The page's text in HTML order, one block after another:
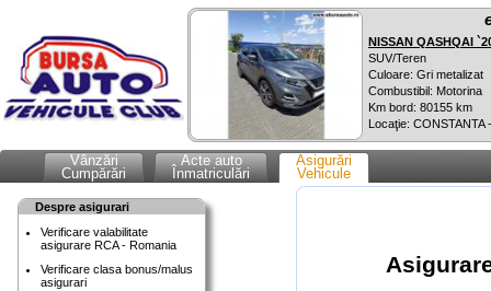
NISSAN QASHQAI
SUV/Teren
Culoare: Gri metalizat
Combustibil: Motorina
Km bord: 80155 km
Locaţie: CONSTANTA
Vânzări
Cumpărări
Acte auto
Înmatriculări
Asigurări
Vehicule
Despre asigurari
Verificare valabilitate
asigurare RCA - Romania
Verificare clasa bonus/malus
asigurari